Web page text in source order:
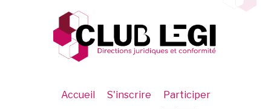
Accueil S'inscrire Participer